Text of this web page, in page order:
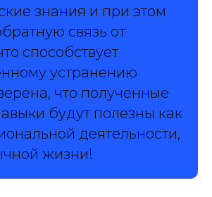
знания и при этом
связь от
способствует
устранению
что полученные
будут полезны как
деятельности,
жизни!